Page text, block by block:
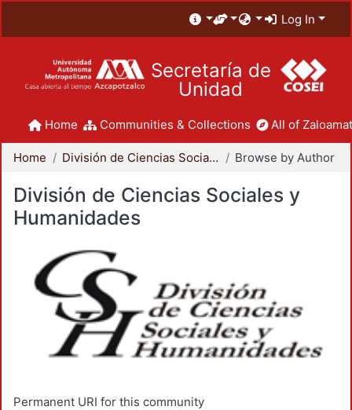
Log In
Secretaría de
Unidad
Home Communities & Collections All of
Home División de Ciencias Sociales y Humanidades Browse by Author
División de Ciencias Sociales y
Humanidades
Permanent URI for this community